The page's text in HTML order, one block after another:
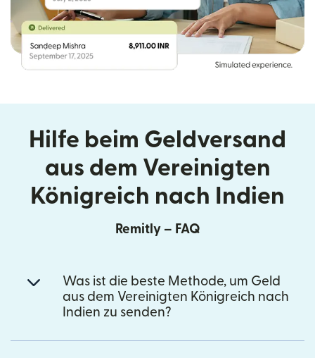
Hilfe beim Geldversand
aus dem Vereinigten
Königreich nach Indien
Remitly – FAQ
Was ist die beste Methode, um Geld
aus dem Vereinigten Königreich nach
Indien zu senden?